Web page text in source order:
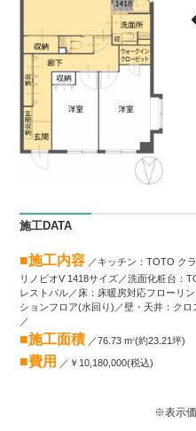
施工DATA
■施工内容 ／キッチン：TOTO ク
リノビオV 1418サイズ／洗面化粧台：
レストパル／床：床暖房対応フローリ
ションフロア(水回り)／壁・天井：ク
／
■施工面積 ／76.73 m2(約23.21坪)
■費用 ／￥10,180,000(税込)
※表示価